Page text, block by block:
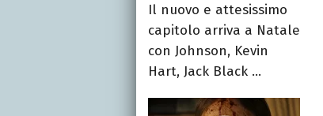
Il nuovo e attesissimo
capitolo arriva a Natale
con Johnson, Kevin
Hart, Jack Black ...